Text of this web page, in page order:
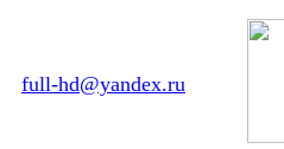
full-hd@yandex.ru